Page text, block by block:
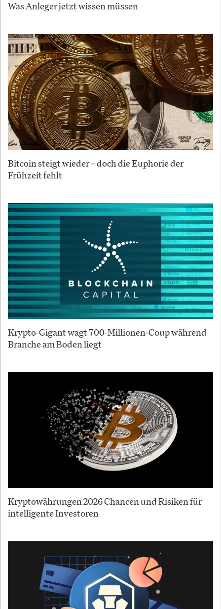
Was Anleger jetzt wissen müssen
Bitcoin steigt wieder – doch die Euphorie der
Frühzeit fehlt
Krypto-Gigant wagt 700-Millionen-Coup während
Branche am Boden liegt
Kryptowährungen 2026 Chancen und Risiken für
intelligente Investoren